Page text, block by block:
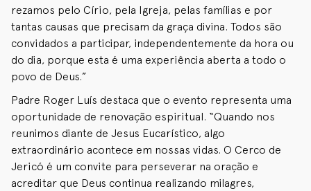
rezamos pelo Círio, pela Igreja, pelas famílias e por
tantas causas que precisam da graça divina. Todos são
convidados a participar, independentemente da hora ou
do dia, porque esta é uma experiência aberta a todo o
povo de Deus.”
Padre Roger Luís destaca que o evento representa uma
oportunidade de renovação espiritual. “Quando nos
reunimos diante de Jesus Eucarístico, algo
extraordinário acontece em nossas vidas. O Cerco de
Jericó é um convite para perseverar na oração e
acreditar que Deus continua realizando milagres,